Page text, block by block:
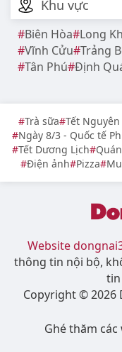
Khu vực
Biên Hòa Long
Vĩnh Cửu Trảng
Tân Phú Định
Trà sữa Tết
Ngày 8/3 - Quốc tế
Tết Dương Lịch
Điện ảnh Pizza
Website
thông tin nội bộ,
tin
Copyright © 2026
Ghé thăm